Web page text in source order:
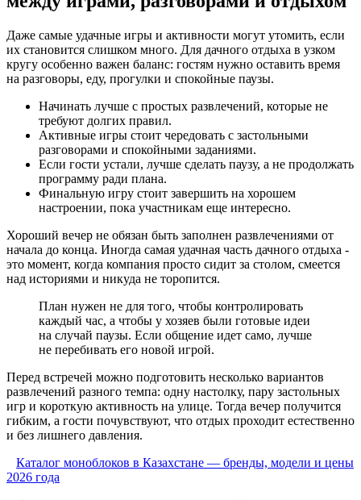
Даже самые удачные игры и активности могут утомить, если
их становится слишком много. Для дачного отдыха в узком
кругу особенно важен баланс: гостям нужно оставить время
на разговоры, еду, прогулки и спокойные паузы.
Начинать лучше с простых развлечений, которые не
требуют долгих правил.
Активные игры стоит чередовать с застольными
разговорами и спокойными заданиями.
Если гости устали, лучше сделать паузу, а не продолжать
программу ради плана.
Финальную игру стоит завершить на хорошем
настроении, пока участникам еще интересно.
Хороший вечер не обязан быть заполнен развлечениями от
начала до конца. Иногда самая удачная часть дачного отдыха -
это момент, когда компания просто сидит за столом, смеется
над историями и никуда не торопится.
План нужен не для того, чтобы контролировать
каждый час, а чтобы у хозяев были готовые идеи
на случай паузы. Если общение идет само, лучше
не перебивать его новой игрой.
Перед встречей можно подготовить несколько вариантов
развлечений разного темпа: одну настолку, пару застольных
игр и короткую активность на улице. Тогда вечер получится
гибким, а гости почувствуют, что отдых проходит естественно
и без лишнего давления.
Каталог моноблоков в Казахстане — бренды, модели и цены
2026 года